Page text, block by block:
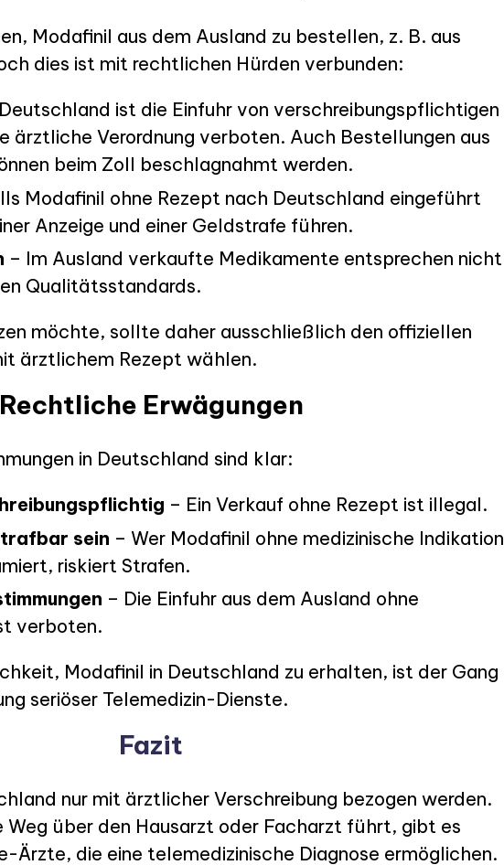
Modafinil aus dem Ausland zu bestellen, z. B. aus
dies ist mit rechtlichen Hürden verbunden:
ist die Einfuhr von verschreibungspflichtigen
ärztliche Verordnung verboten. Auch Bestellungen aus
beim Zoll beschlagnahmt werden.
Modafinil ohne Rezept nach Deutschland eingeführt
Anzeige und einer Geldstrafe führen.
– Im Ausland verkaufte Medikamente entsprechen nicht
Qualitätsstandards.
möchte, sollte daher ausschließlich den offiziellen
ärztlichem Rezept wählen.
Rechtliche Erwägungen
in Deutschland sind klar:
– Ein Verkauf ohne Rezept ist illegal.
sein – Wer Modafinil ohne medizinische Indikation
riskiert Strafen.
– Die Einfuhr aus dem Ausland ohne
verboten.
Modafinil in Deutschland zu erhalten, ist der Gang
seriöser Telemedizin-Dienste.
Fazit
nur mit ärztlicher Verschreibung bezogen werden.
Weg über den Hausarzt oder Facharzt führt, gibt es
Ärzte, die eine telemedizinische Diagnose ermöglichen.